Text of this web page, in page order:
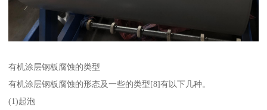
有机涂层钢板腐蚀的类型
有机涂层钢板腐蚀的形态及一些的类型[8]有以下几种。
(1)起泡